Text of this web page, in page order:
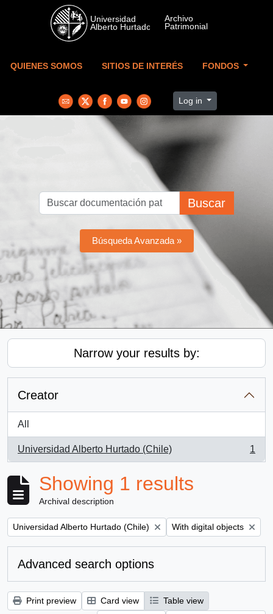
Skip to main content
QUIENES SOMOS SITIOS DE INTERÉS FONDOS
Log in
Buscar
Búsqueda Avanzada »
Narrow your results by:
Creator
All
Universidad Alberto Hurtado (Chile)
, 1 results
1
Showing 1 results
Archival description
Remove filter:
Universidad Alberto Hurtado (Chile) Remove filter:
With digital objects
Advanced search options
Print preview Card view
Table view